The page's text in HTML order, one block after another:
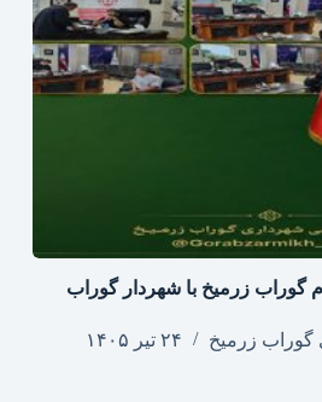
گوراب زرمیخ با شهردار گوراب
زرمیخ
۲۴ تیر ۱۴۰۵